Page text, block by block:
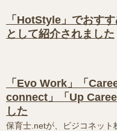
「HotStyle」でおす
として紹介されました
「Evo Work」「
connect」「Up
した
保育士.netが、ビジコネット